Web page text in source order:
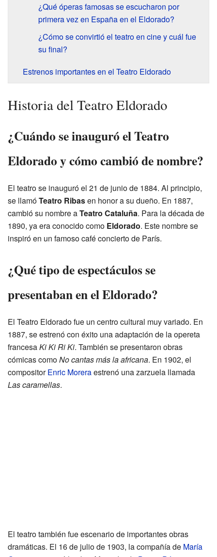
¿Qué óperas famosas se escucharon por
primera vez en España en el Eldorado?
¿Cómo se convirtió el teatro en cine y cuál fue
su final?
Estrenos importantes en el Teatro Eldorado
Historia del Teatro Eldorado
¿Cuándo se inauguró el Teatro
Eldorado y cómo cambió de nombre?
El teatro se inauguró el 21 de junio de 1884. Al principio,
se llamóTeatro Ribasen honor a su dueño. En 1887,
cambió su nombre aTeatro Cataluña. Para la década de
1890, ya era conocido como Eldorado. Este nombre se
inspiró en un famoso café concierto de París.
¿Qué tipo de espectáculos se
presentaban en el Eldorado?
El Teatro Eldorado fue un centro cultural muy variado. En
1887, se estrenó con éxito una adaptación de la opereta
francesaKi Ki Ri Ki. También se presentaron obras
cómicas comoNo cantas más la africana. En 1902, el
compositorEnric Moreraestrenó una zarzuela llamada
Las caramellas.
El teatro también fue escenario de importantes obras
dramáticas. El 16 de julio de 1903, la compañía de María